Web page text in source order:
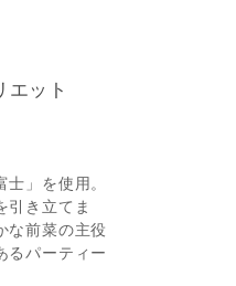
ット
」を使用。
引き立てま
な前菜の主役
るパーティー